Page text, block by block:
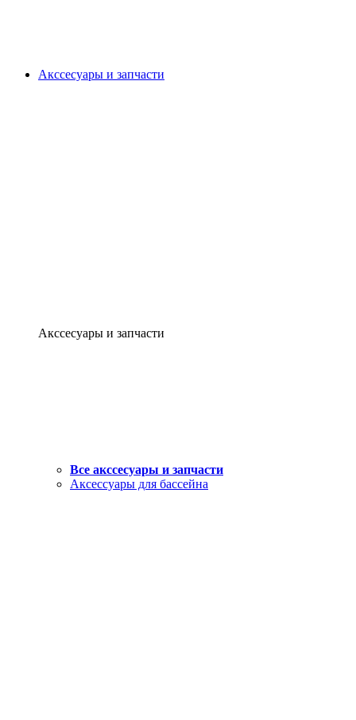
Акссесуары и запчасти
Акссесуары и запчасти
Все акссесуары и запчасти
Аксессуары для бассейна